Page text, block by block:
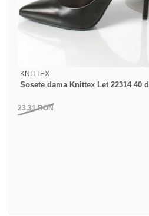
KNITTEX
Sosete dama Knittex Let 22314 40
23,31RON